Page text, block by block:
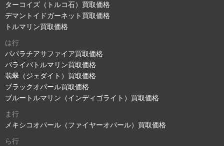
ターコイズ（トルコ石）買取価格
デマントイドガーネット買取価格
トルマリン買取価格
は行
パパラチアサファイア買取価格
パライバトルマリン買取価格
翡翠（ジェダイト）買取価格
ブラックオパール買取価格
ブルートルマリン（インディゴライト）買取価格
ま行
メキシコオパール（ファイヤーオパール）買取価格
ら行